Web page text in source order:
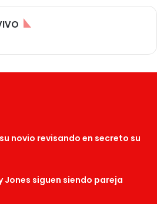
novio revisando en secreto su
Jones siguen siendo pareja